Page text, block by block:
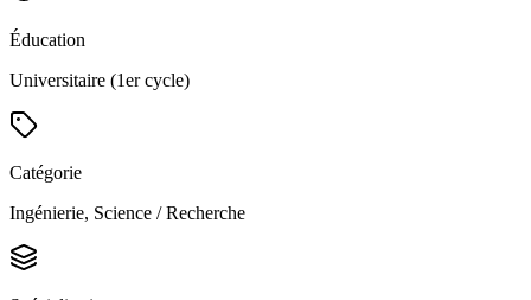
Éducation
Universitaire (1er cycle)
Catégorie
Ingénierie, Science / Recherche